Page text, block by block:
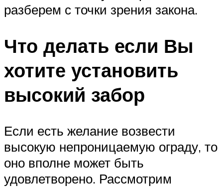
разберем с точки зрения закона.
Что делать если Вы
хотите установить
высокий забор
Если есть желание возвести
высокую непроницаемую ограду, то
оно вполне может быть
удовлетворено. Рассмотрим